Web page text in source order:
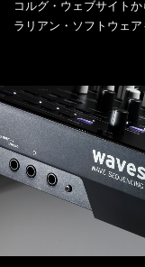
コルグ・ウェブサイト
ラリアン・ソフトウェア